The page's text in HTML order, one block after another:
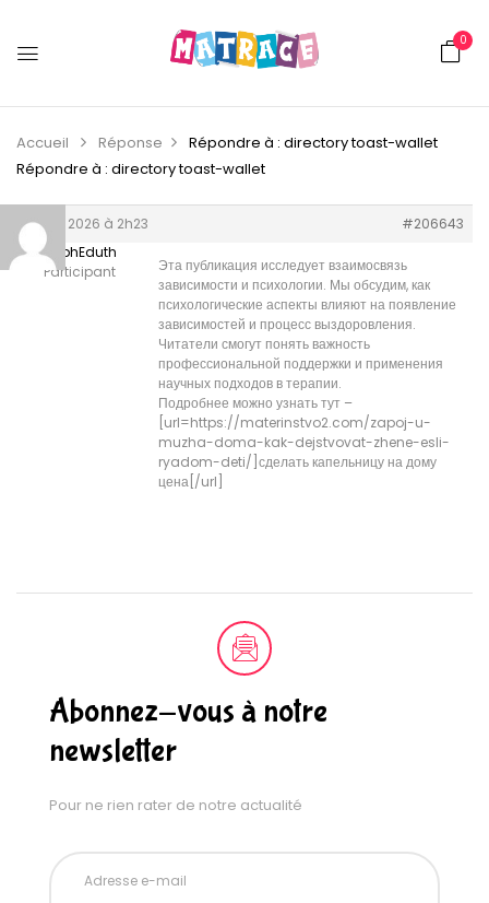
0
Accueil Réponse
Répondre à : directory toast-wallet
Répondre à : directory toast-wallet
12 juin 2026 à 2h23
#206643
JosephEduth
Participant
Эта публикация исследует взаимосвязь
зависимости и психологии. Мы обсудим, как
психологические аспекты влияют на появление
зависимостей и процесс выздоровления.
Читатели смогут понять важность
профессиональной поддержки и применения
научных подходов в терапии.
Подробнее можно узнать тут –
[url=https://materinstvo2.com/zapoj-u-
muzha-doma-kak-dejstvovat-zhene-esli-
ryadom-deti/]сделать капельницу на дому
цена[/url]
Abonnez-vous à notre
newsletter
Pour ne rien rater de notre actualité